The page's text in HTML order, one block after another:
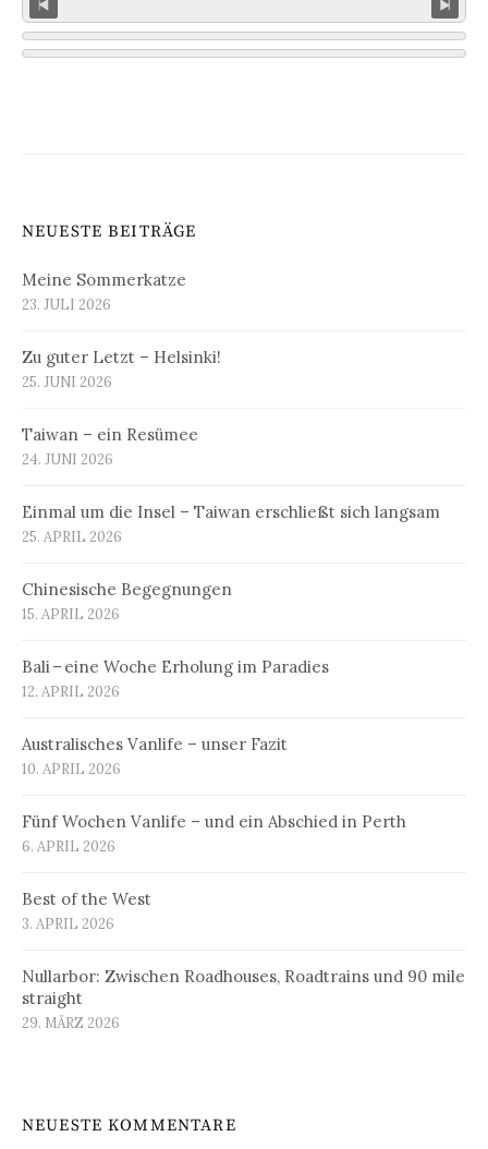
NEUESTE BEITRÄGE
Meine Sommerkatze
23. JULI 2026
Zu guter Letzt – Helsinki!
25. JUNI 2026
Taiwan – ein Resümee
24. JUNI 2026
Einmal um die Insel – Taiwan erschließt sich langsam
25. APRIL 2026
Chinesische Begegnungen
15. APRIL 2026
Bali – eine Woche Erholung im Paradies
12. APRIL 2026
Australisches Vanlife – unser Fazit
10. APRIL 2026
Fünf Wochen Vanlife – und ein Abschied in Perth
6. APRIL 2026
Best of the West
3. APRIL 2026
Nullarbor: Zwischen Roadhouses, Roadtrains und 90 mile
straight
29. MÄRZ 2026
NEUESTE KOMMENTARE